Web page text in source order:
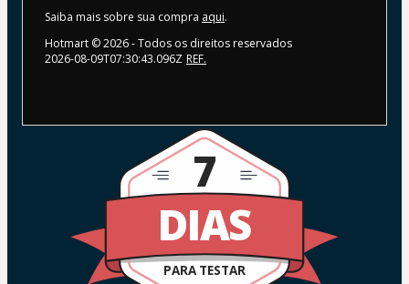
Saiba mais sobre sua compra aqui.
Hotmart ©2026- Todos os direitos reservados
2026-08-09T07:30:43.096Z REF.
DIAS
PARA TESTAR
7